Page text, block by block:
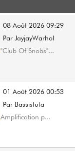
08 Août 2026 09:29
Par JayjayWarhol
"Club Of Snobs"...
01 Août 2026 00:53
Par Bassistuta
Amplification p...